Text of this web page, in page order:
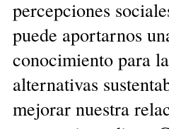
percepciones
puede aportarnos
conocimiento para
alternativas
mejorar nuestra